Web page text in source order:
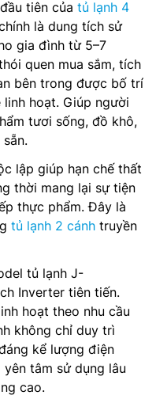
tiên của tủ lạnh 4
là dung tích sử
gia đình từ 5–7
quen mua sắm, tích
bên trong được bố trí
hoạt. Giúp người
tươi sống, đồ khô,
lập giúp hạn chế thất
thời mang lại sự tiện
thực phẩm. Đây là
tủ lạnh 2 cánh truyền
tủ lạnh J-
Inverter tiên tiến.
hoạt theo nhu cầu
không chỉ duy trì
kể lượng điện
tâm sử dụng lâu
cao.